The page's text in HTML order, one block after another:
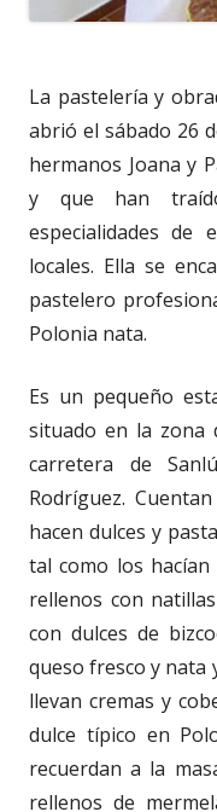
La pastelería y
abrió el sábado 26
hermanos Joana y
y que han
especialidades de
locales. Ella se
pastelero
Polonia nata.
Es un pequeño
situado en la zona
carretera de
Rodríguez.
hacen dulces y
tal como los
rellenos con
con dulces de
queso fresco y nata
llevan cremas y
dulce típico en
recuerdan a la
rellenos de